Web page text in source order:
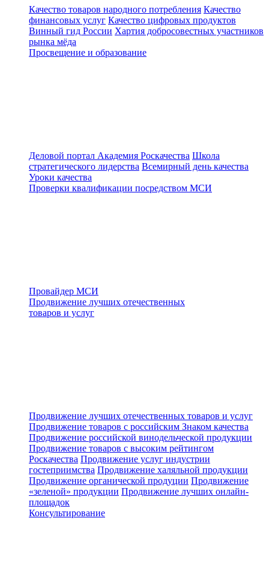
Качество товаров народного потребления Качество
финансовых услуг Качество цифровых продуктов
Винный гид России Хартия добросовестных участников
рынка мёда
Просвещение и образование
Деловой портал Академия Роскачества Школа
стратегического лидерства Всемирный день качества
Уроки качества
Проверки квалификации посредством МСИ
Провайдер МСИ
Продвижение лучших отечественных
товаров и услуг
Продвижение лучших отечественных товаров и услуг
Продвижение товаров с российским Знаком качества
Продвижение российской винодельческой продукции
Продвижение товаров с высоким рейтингом
Роскачества Продвижение услуг индустрии
гостеприимства Продвижение халяльной продукции
Продвижение органической продуции Продвижение
«зеленой» продукции Продвижение лучших онлайн-
площадок
Консультирование